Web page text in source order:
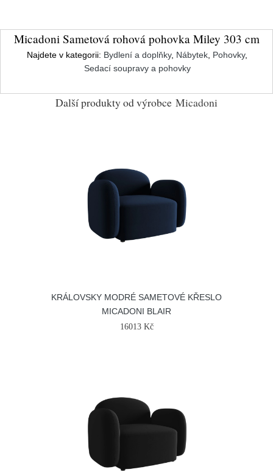
Micadoni Sametová rohová pohovka Miley 303 cm
Najdete v kategorii: Bydlení a doplňky, Nábytek Pohovky,
Sedací soupravy a pohovky
Další produkty od výrobce Micadoni
KRÁLOVSKY MODRÉ SAMETOVÉ KŘESLO
MICADONI BLAIR
16013 Kč